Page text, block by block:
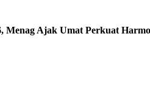
Menag Ajak Umat Perkuat